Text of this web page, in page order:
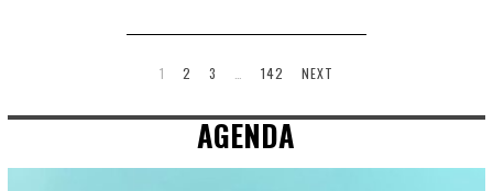
1 2 3 142 NEXT
AGENDA